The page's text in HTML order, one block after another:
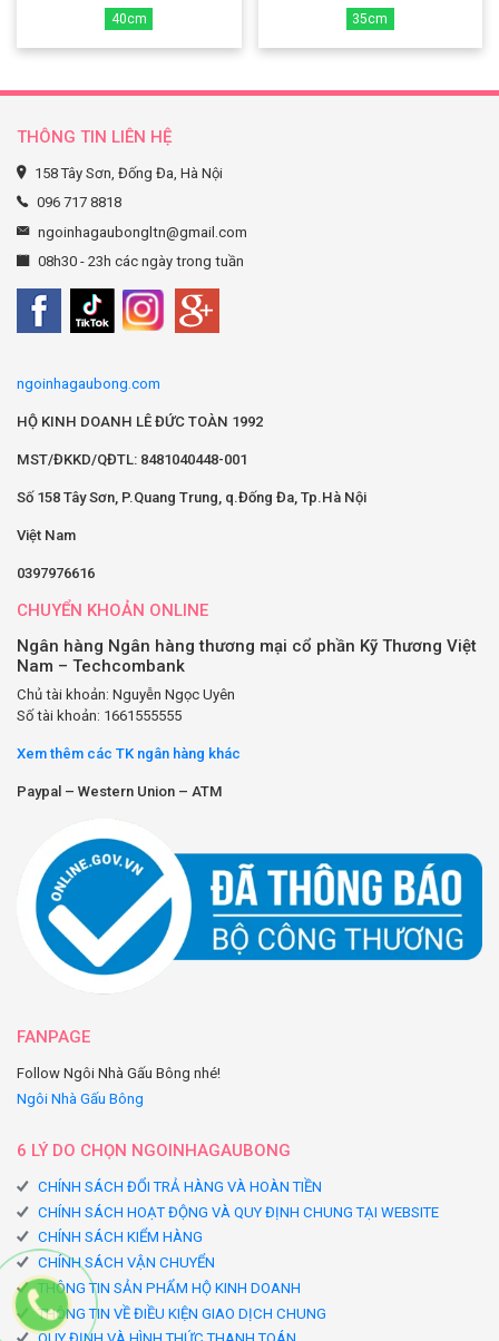
40cm 35cm
THÔNG TIN LIÊN HỆ
158 Tây Sơn, Đống Đa, Hà Nội
096 717 8818
ngoinhagaubongltn@gmail.com
08h30 - 23h các ngày trong tuần
ngoinhagaubong.com
HỘ KINH DOANH LÊ ĐỨC TOÀN 1992
MST/ĐKKD/QĐTL: 8481040448-001
Số 158 Tây Sơn, P.Quang Trung, q.Đống Đa, Tp.Hà Nội
Việt Nam
0397976616
CHUYỂN KHOẢN ONLINE
Ngân hàng Ngân hàng thương mại cổ phần Kỹ Thương Việt
Nam – Techcombank
Chủ tài khoản: Nguyễn Ngọc Uyên
Số tài khoản: 1661555555
Xem thêm các TK ngân hàng khác
Paypal – Western Union – ATM
FANPAGE
Follow Ngôi Nhà Gấu Bông nhé!
Ngôi Nhà Gấu Bông
6 LÝ DO CHỌN NGOINHAGAUBONG
CHÍNH SÁCH ĐỔI TRẢ HÀNG VÀ HOÀN TIỀN
CHÍNH SÁCH HOẠT ĐỘNG VÀ QUY ĐỊNH CHUNG TẠI WEBSITE
CHÍNH SÁCH KIỂM HÀNG
CHÍNH SÁCH VẬN CHUYỂN
THÔNG TIN SẢN PHẨM HỘ KINH DOANH
THÔNG TIN VỀ ĐIỀU KIỆN GIAO DỊCH CHUNG